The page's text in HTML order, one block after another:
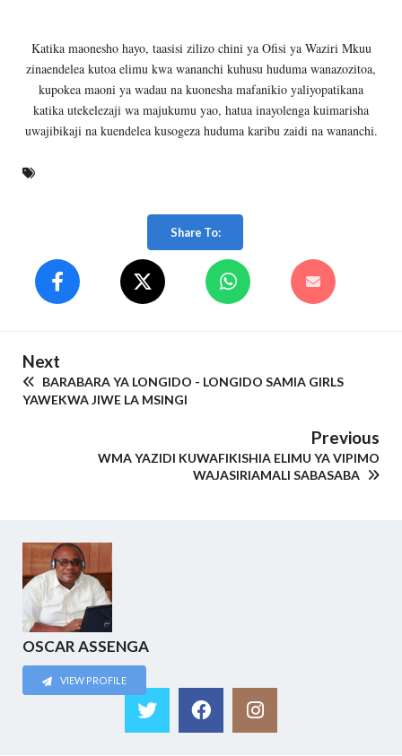
Katika maonesho hayo, taasisi zilizo chini ya Ofisi ya Waziri Mkuu
zinaendelea kutoa elimu kwa wananchi kuhusu huduma wanazozitoa,
kupokea maoni ya wadau na kuonesha mafanikio yaliyopatikana
katika utekelezaji wa majukumu yao, hatua inayolenga kuimarisha
uwajibikaji na kuendelea kusogeza huduma karibu zaidi na wananchi.
Share To:
Next
BARABARA YA LONGIDO - LONGIDO SAMIA GIRLS
YAWEKWA JIWE LA MSINGI
Previous
WMA YAZIDI KUWAFIKISHIA ELIMU YA VIPIMO
WAJASIRIAMALI SABASABA
OSCAR ASSENGA
VIEW PROFILE